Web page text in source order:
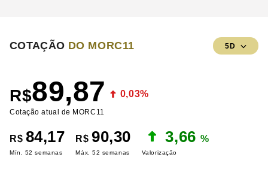
COTAÇÃO DO MORC11 5D
R$89,87 0,03%
Cotação atual de MORC11
R$ 84,17
Mín. 52 semanas
R$ 90,30
Máx. 52 semanas
3,66%
Valorização